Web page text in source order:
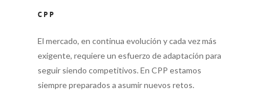
CPP
El mercado, en continua evolución y cada vez más
exigente, requiere un esfuerzo de adaptación para
seguir siendo competitivos. En CPP estamos
siempre preparados a asumir nuevos retos.